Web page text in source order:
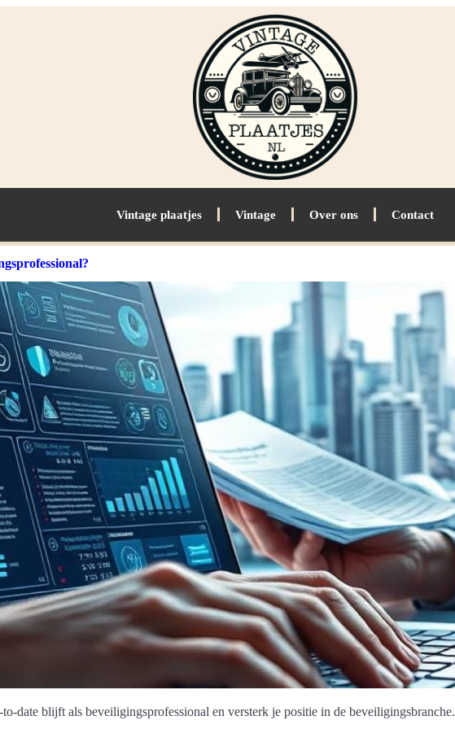
Vintage plaatjes Vintage Over ons Contact
date blijft als beveiligingsprofessional en versterk je positie in de beveiligingsbranche.